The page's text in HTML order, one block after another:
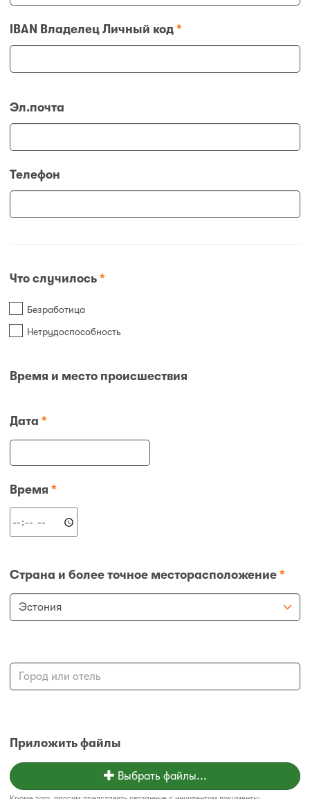
IBAN Владелец Личный код *
Эл.почта
Телефон
Что случилось *
Безработица
Нетрудоспособность
Время и место происшествия
Дата *
Время *
Страна и более точное месторасположение *
Приложить файлы
Выбрать файлы...